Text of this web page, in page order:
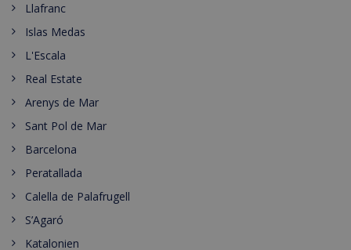
Llafranc
Islas Medas
L'Escala
Real Estate
Arenys de Mar
Sant Pol de Mar
Barcelona
Peratallada
Calella de Palafrugell
S’Agaró
Katalonien